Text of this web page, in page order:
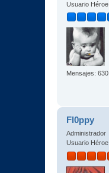
Usuario Héroe
Mensajes: 630
Fl0ppy
Administrador
Usuario Héroe